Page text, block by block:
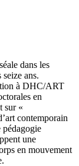
dans les
ans.
à DHC/ART
en
sur «
contemporain
pédagogie
une
en mouvement